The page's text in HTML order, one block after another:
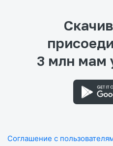
3 млн мам
Соглашение с